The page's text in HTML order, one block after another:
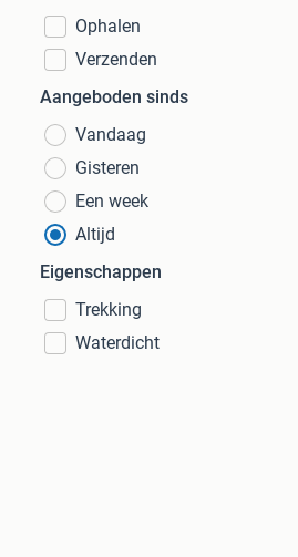
Ophalen
Verzenden
Aangeboden sinds
Vandaag
Gisteren
Een week
Altijd
Eigenschappen
Trekking
Waterdicht